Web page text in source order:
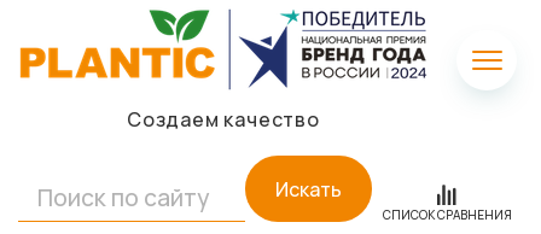
Создаем качество
Искать
СПИСОК СРАВНЕНИЯ